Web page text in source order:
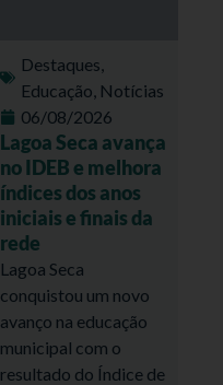
Destaques,
Educação, Notícias
06/08/2026
Lagoa Seca avança
no IDEB e melhora
índices dos anos
iniciais e finais da
rede
Lagoa Seca
conquistou um novo
avanço na educação
municipal com o
resultado do Índice de